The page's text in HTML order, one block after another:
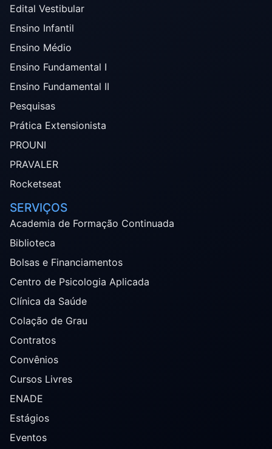
Edital Vestibular
Ensino Infantil
Ensino Médio
Ensino Fundamental I
Ensino Fundamental II
Pesquisas
Prática Extensionista
PROUNI
PRAVALER
Rocketseat
SERVIÇOS
Academia de Formação Continuada
Biblioteca
Bolsas e Financiamentos
Centro de Psicologia Aplicada
Clínica da Saúde
Colação de Grau
Contratos
Convênios
Cursos Livres
ENADE
Estágios
Eventos